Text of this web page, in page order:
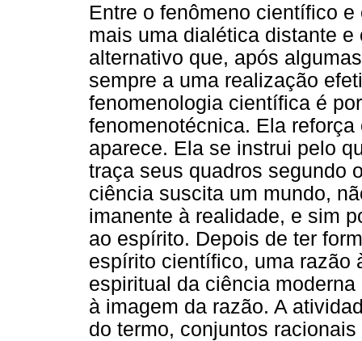
Entre o fenômeno científico
mais uma dialética distante
alternativo que, após
sempre a uma realização
fenomenologia científica é
fenomenotécnica. Ela
aparece. Ela se instrui pelo
traça seus quadros segundo
ciência suscita um mundo,
imanente à realidade, e sim
ao espírito. Depois de ter
espírito científico, uma razão
espiritual da ciência
à imagem da razão. A
do termo, conjuntos